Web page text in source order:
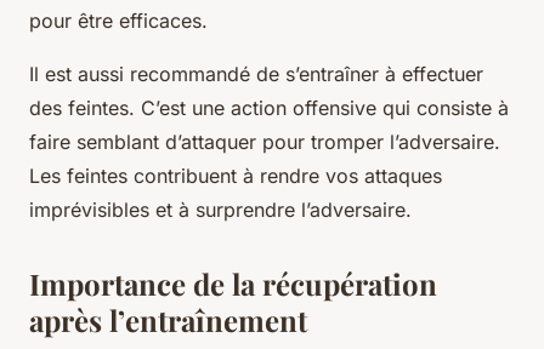
pour être efficaces.
Il est aussi recommandé de s’entraîner à effectuer
des feintes. C’est une action offensive qui consiste à
faire semblant d’attaquer pour tromper l’adversaire.
Les feintes contribuent à rendre vos attaques
imprévisibles et à surprendre l’adversaire.
Importance de la récupération
après l’entraînement